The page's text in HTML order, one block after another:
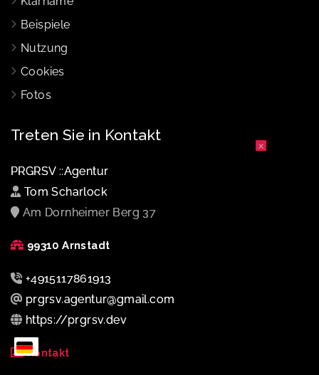
Beispiele
Nutzung
Cookies
Fotos
Treten Sie in Kontakt
PRGRSV ::Agentur
Tom Scharlock
Am Dornheimer Berg 37
99310 Arnstadt
+4915117861913
prgrsv.agentur@gmail.com
https://prgrsv.dev
Kontakt
×